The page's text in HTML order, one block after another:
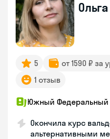
Ольга
5 от 1590 ₽ за
1 отзыв
Южный Федеральный
Окончила курс
альтернативными